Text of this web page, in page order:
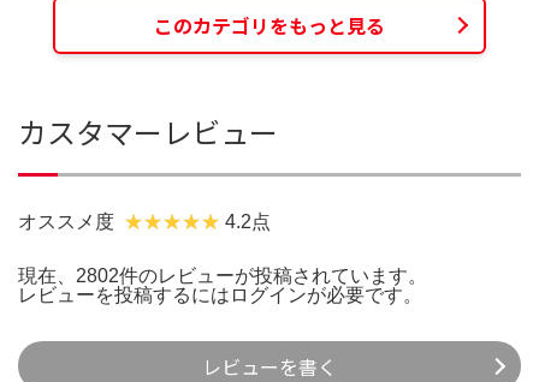
このカテゴリをもっと見る
カスタマーレビュー
オススメ度 4.2点
現在、2802件のレビューが投稿されています。
レビューを投稿するには ログインが必要です。
レビューを書く